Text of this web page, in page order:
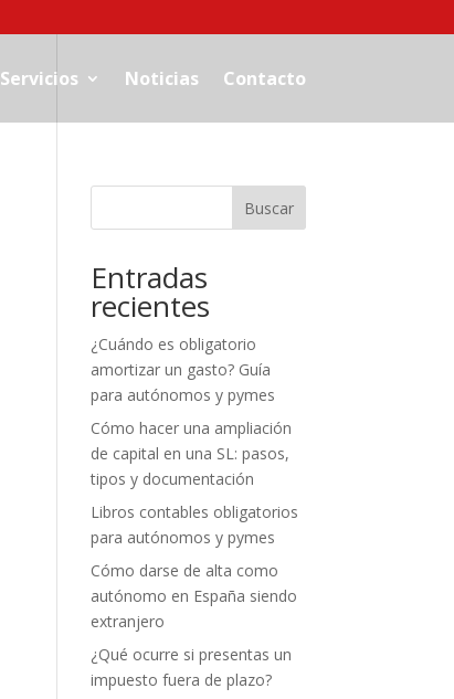
Servicios Noticias Contacto
Buscar
Entradas
recientes
¿Cuándo es obligatorio
amortizar un gasto? Guía
para autónomos y pymes
Cómo hacer una ampliación
de capital en una SL: pasos,
tipos y documentación
Libros contables obligatorios
para autónomos y pymes
Cómo darse de alta como
autónomo en España siendo
extranjero
¿Qué ocurre si presentas un
impuesto fuera de plazo?